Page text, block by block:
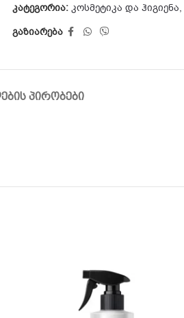
კატეგორია: კოსმეტიკა და ჰიგიენა,
გაზიარება
ᲞᲘᲠᲝᲑᲔᲑᲘ